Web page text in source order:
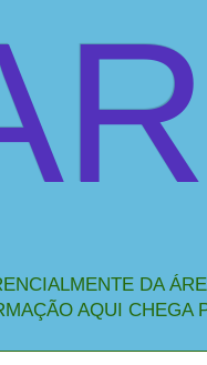
DA
AQUI CHEGA